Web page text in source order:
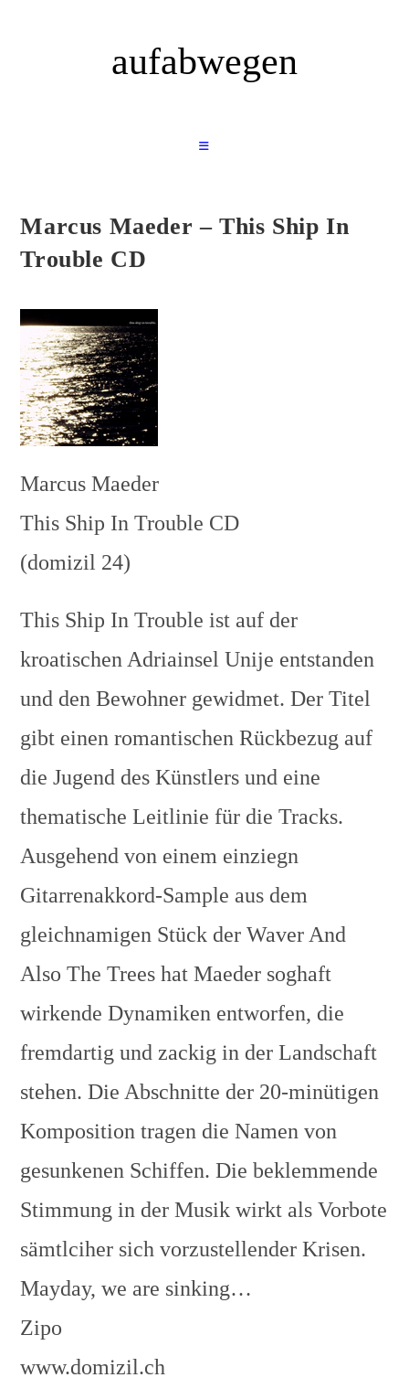
aufabwegen
Marcus Maeder – This Ship In
Trouble CD
Marcus Maeder
This Ship In Trouble CD
(domizil 24)
This Ship In Trouble ist auf der
kroatischen Adriainsel Unije entstanden
und den Bewohner gewidmet. Der Titel
gibt einen romantischen Rückbezug auf
die Jugend des Künstlers und eine
thematische Leitlinie für die Tracks.
Ausgehend von einem einziegn
Gitarrenakkord-Sample aus dem
gleichnamigen Stück der Waver And
Also The Trees hat Maeder soghaft
wirkende Dynamiken entworfen, die
fremdartig und zackig in der Landschaft
stehen. Die Abschnitte der 20-minütigen
Komposition tragen die Namen von
gesunkenen Schiffen. Die beklemmende
Stimmung in der Musik wirkt als Vorbote
sämtlciher sich vorzustellender Krisen.
Mayday, we are sinking…
Zipo
www.domizil.ch